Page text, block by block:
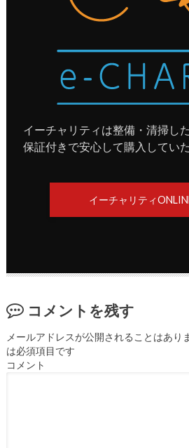
イーチャリティは整備・清掃し
保証付きで安心して購入してい
イーチャリティ
コメントを残す
メールアドレスが公開されることはあり
は必須項目です
コメント